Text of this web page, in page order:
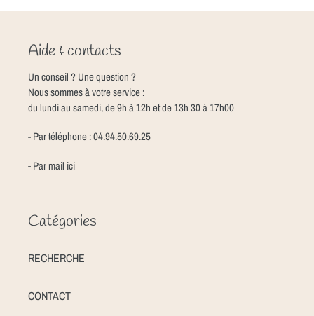
Aide & contacts
Un conseil ? Une question ?
Nous sommes à votre service :
du lundi au samedi, de 9h à 12h et de 13h 30 à 17h00
- Par téléphone : 04.94.50.69.25
- Par mail ici
Catégories
RECHERCHE
CONTACT